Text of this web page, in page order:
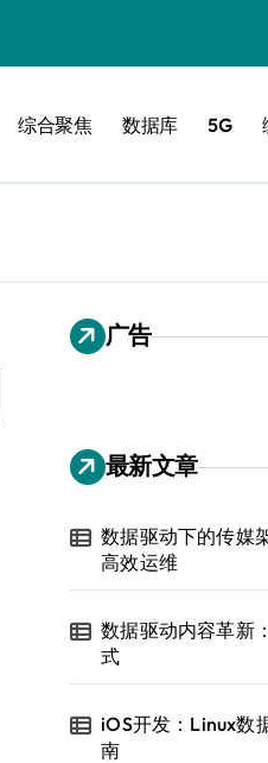
综合聚焦 数据库 5G
广告
最新文章
数据驱动下的传媒
高效运维
数据驱动内容革新
式
iOS开发：Linux数
南